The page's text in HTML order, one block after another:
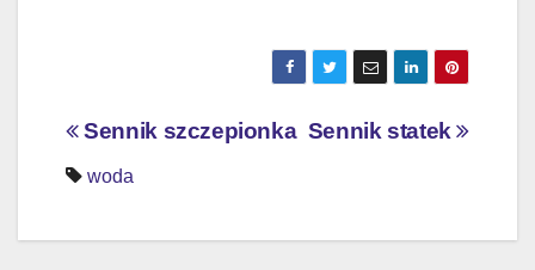
Nawigacja
wpisu
Sennik statek
Sennik szczepionka
woda